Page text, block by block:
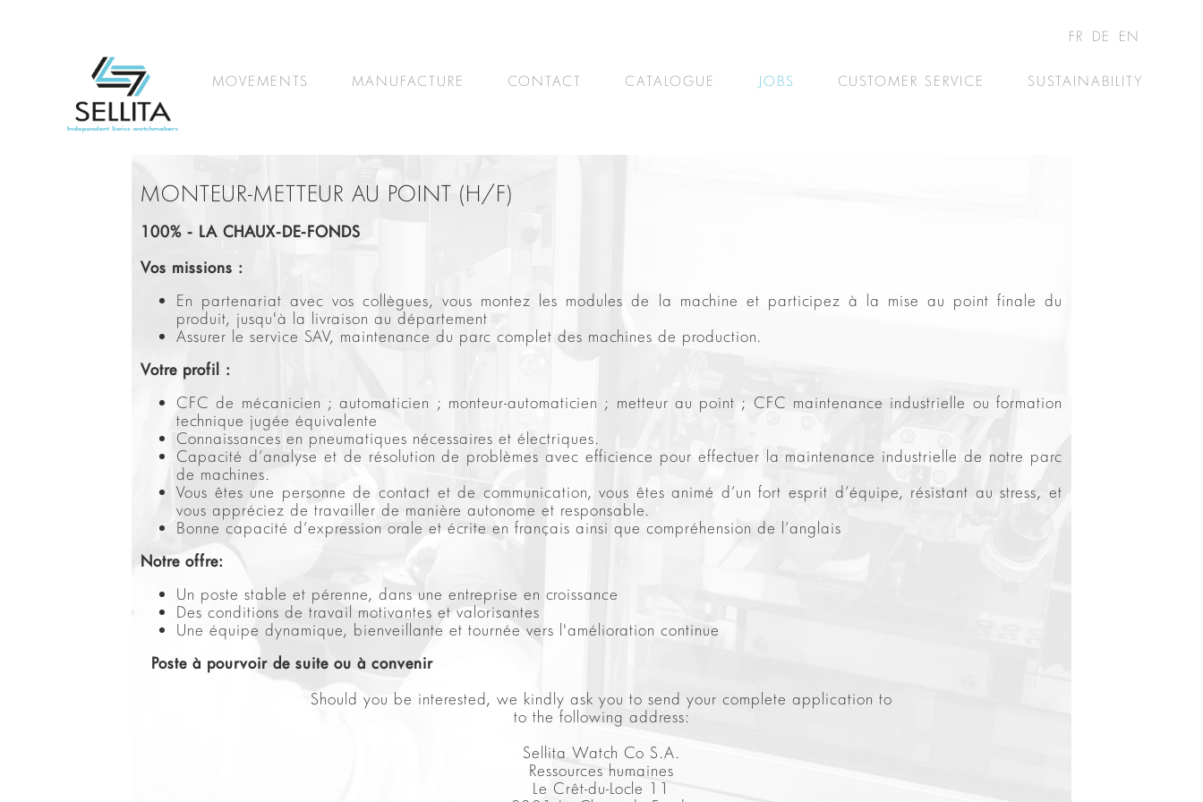
FR DE EN
MOVEMENTS MANUFACTURE CONTACT CATALOGUE JOBS CUSTOMER SERVICE SUSTAINABILITY
MONTEUR-METTEUR AU POINT (H/F)
100% - LA CHAUX-DE-FONDS
Vos missions :
En partenariat avec vos collègues, vous montez les modules de la machine et participez à la mise au point finale du
produit, jusqu'à la livraison au département
Assurer le service SAV, maintenance du parc complet des machines de production.
Votre profil :
CFC de mécanicien ; automaticien ; monteur-automaticien ; metteur au point ; CFC maintenance industrielle ou formation
technique jugée équivalente
Connaissances en pneumatiques nécessaires et électriques.
Capacité d’analyse et de résolution de problèmes avec efficience pour effectuer la maintenance industrielle de notre parc
de machines.
Vous êtes une personne de contact et de communication, vous êtes animé d’un fort esprit d’équipe, résistant au stress, et
vous appréciez de travailler de manière autonome et responsable.
Bonne capacité d’expression orale et écrite en français ainsi que compréhension de l’anglais
Notre offre:
Un poste stable et pérenne, dans une entreprise en croissance
Des conditions de travail motivantes et valorisantes
Une équipe dynamique, bienveillante et tournée vers l'amélioration continue
Poste à pourvoir de suite ou à convenir
Should you be interested, we kindly ask you to send your complete application to
to the following address:
Sellita Watch Co S.A.
Ressources humaines
Le Crêt-du-Locle 11